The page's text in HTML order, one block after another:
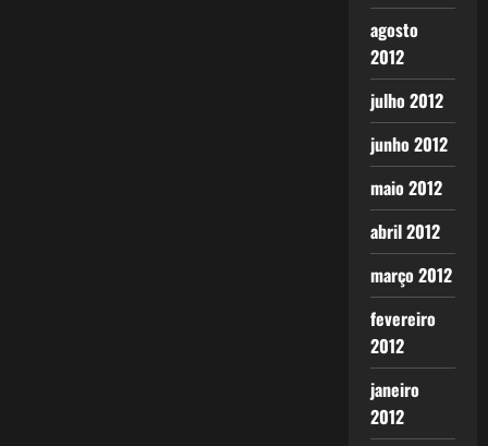
agosto
2012
julho 2012
junho 2012
maio 2012
abril 2012
março 2012
fevereiro
2012
janeiro
2012